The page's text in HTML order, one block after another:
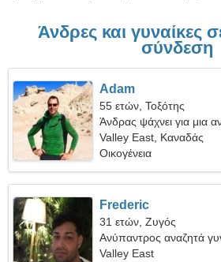
Άνδρες και γυναίκες
σύνδεση
Adam
55 ετών, Τοξότης
Άνδρας ψάχνει για μια
Valley East, Καναδάς
Οικογένεια
Frederic
31 ετών, Ζυγός
Ανύπαντρος αναζητά
Valley East